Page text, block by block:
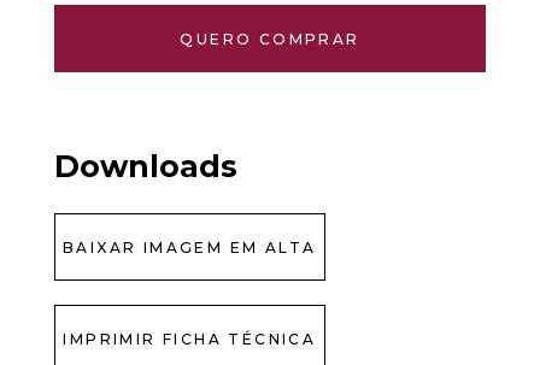
QUERO COMPRAR
Downloads
BAIXAR IMAGEM EM ALTA
IMPRIMIR FICHA TÉCNICA